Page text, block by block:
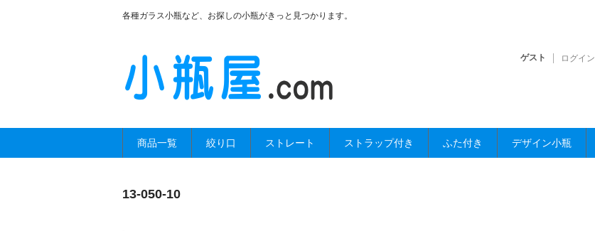
各種ガラス小瓶など、お探しの小瓶がきっと見つかります。
ゲスト ログイン
商品一覧 絞り口 ストレート ストラップ付き ふた付き デザイン小瓶
13-050-10